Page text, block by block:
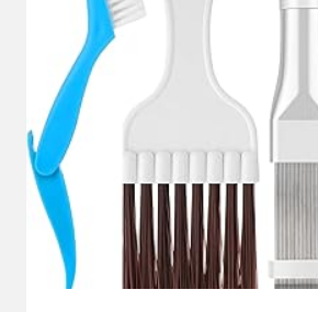
150000
USB
WIEDERAUFLADBAR
DRUCKLUFT…